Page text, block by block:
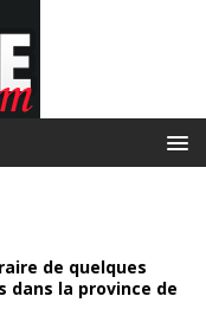
de quelques
dans la province de